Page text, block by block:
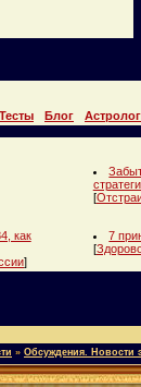
Тесты Блог
[
как
]
7
[
» Обсуждения. Новости